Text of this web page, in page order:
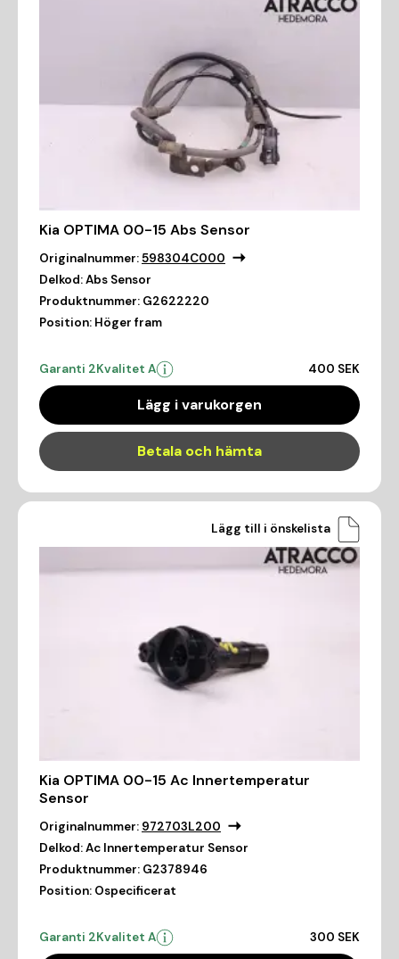
Kia OPTIMA 00-15 Abs Sensor
Originalnummer:598304C000
Delkod:Abs Sensor
Produktnummer: G2622220
Position: Höger fram
Garanti 2Kvalitet A 400 SEK
Lägg i varukorgen
Betala och hämta
Lägg till i önskelista
Kia OPTIMA 00-15 Ac Innertemperatur
Sensor
Originalnummer: 972703L200
Delkod:Ac Innertemperatur Sensor
Produktnummer: G2378946
Position: Ospecificerat
Garanti 2Kvalitet A 300 SEK